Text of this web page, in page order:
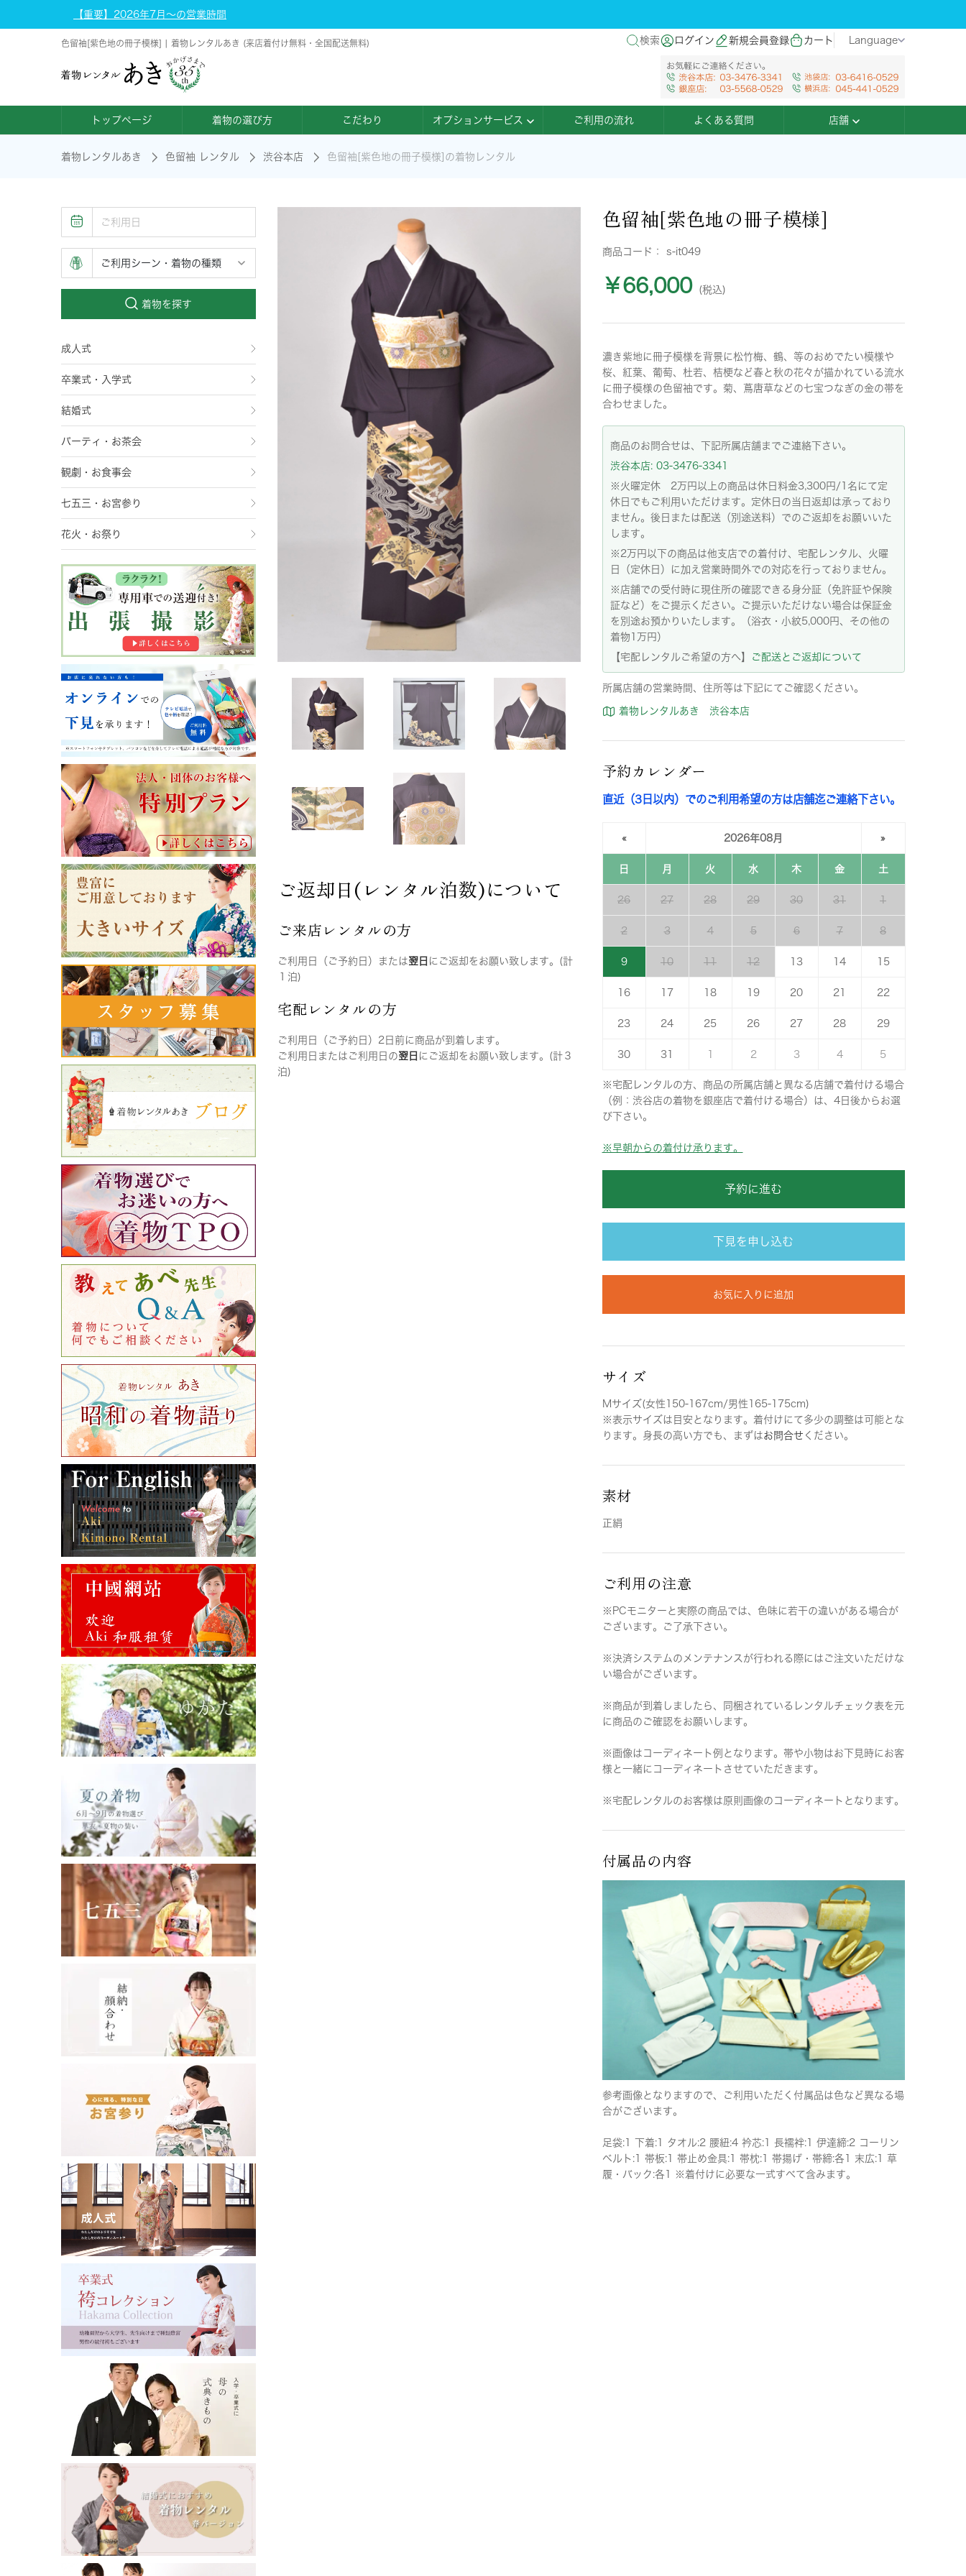
【重要】2026年7月～の営業時間
色留袖[紫色地の冊子模様] | 着物レンタルあき (来店着付け無料・全国配送無料) 検索 ログイン 新規会員登録 カート Language
トップページ 着物の選び方 こだわり オプションサービス ご利用の流れ よくある質問 店舗
着物レンタルあき 色留袖 レンタル 渋谷本店 色留袖[紫色地の冊子模様]の着物レンタル
着物を探す
成人式
卒業式・入学式
結婚式
パーティ・お茶会
観劇・お食事会
七五三・お宮参り
花火・お祭り
ご返却日(レンタル泊数)について
ご来店レンタルの方
ご利用日（ご予約日）または翌日 にご返却をお願い致します。(計
１泊)
宅配レンタルの方
ご利用日（ご予約日）2日前に商品が到着します。
ご利用日またはご利用日の翌日 にご返却をお願い致します。(計３
泊)
色留袖[紫色地の冊子模様]
商品コード： s-it049
￥66,000 (税込)
濃き紫地に冊子模様を背景に松竹梅、鶴、等のおめでたい模様や
桜、紅葉、葡萄、杜若、桔梗など春と秋の花々が描かれている流水
に冊子模様の色留袖です。菊、蔦唐草などの七宝つなぎの金の帯を
合わせました。
商品のお問合せは、下記所属店舗までご連絡下さい。
渋谷本店: 03-3476-3341
※火曜定休 2万円以上の商品は休日料金3,300円/1名にて定
休日でもご利用いただけます。定休日の当日返却は承っており
ません。後日または配送（別途送料）でのご返却をお願いいた
します。
※2万円以下の商品は他支店での着付け、宅配レンタル、火曜
日（定休日）に加え営業時間外での対応を行っておりません。
※店舗での受付時に現住所の確認できる身分証（免許証や保険
証など）をご提示ください。ご提示いただけない場合は保証金
を別途お預かりいたします。（浴衣・小紋5,000円、その他の
着物1万円）
【宅配レンタルご希望の方へ】
ご配送とご返却について
所属店舗の営業時間、住所等は下記にてご確認ください。
着物レンタルあき 渋谷本店
予約カレンダー
直近（3日以内）でのご利用希望の方は店舗迄ご連絡下さい。
« 2026年08月 »
日 月 火 水 木 金 土
26 27 28 29 30 31 1
2 3 4 5 6 7 8
9 10 11 12 13 14 15
16 17 18 19 20 21 22
23 24 25 26 27 28 29
30 31 2 3 4 5
※宅配レンタルの方、商品の所属店舗と異なる店舗で着付ける場合
（例：渋谷店の着物を銀座店で着付ける場合）は、4日後からお選
び下さい。
※早朝からの着付け承ります。
予約に進む
下見を申し込む
お気に入りに追加
サイズ
Mサイズ(女性150-167cm/男性165-175cm)
※表示サイズは目安となります。着付けにて多少の調整は可能とな
ります。身長の高い方でも、まずはお問合せ ください。
素材
正絹
ご利用の注意
※PCモニターと実際の商品では、色味に若干の違いがある場合が
ございます。ご了承下さい。
※決済システムのメンテナンスが行われる際にはご注文いただけな
い場合がございます。
※商品が到着しましたら、同梱されているレンタルチェック表を元
に商品のご確認をお願いします。
※画像はコーディネート例となります。帯や小物はお下見時にお客
様と一緒にコーディネートさせていただきます。
※宅配レンタルのお客様は原則画像のコーディネートとなります。
付属品の内容
参考画像となりますので、ご利用いただく付属品は色など異なる場
合がございます。
足袋:1 下着:1 タオル:2 腰紐:4 衿芯:1 長襦袢:1 伊達締:2 コーリン
ベルト:1 帯板:1 帯止め金具:1 帯枕:1 帯揚げ・帯締:各1 末広:1 草
履・バック:各1 ※着付けに必要な一式すべて含みます。